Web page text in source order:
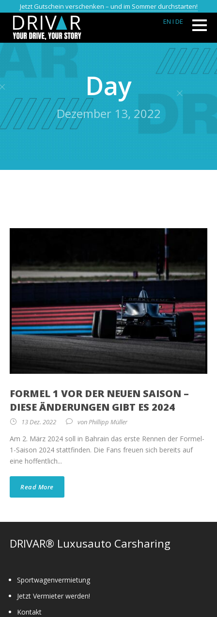
Jetzt Gutschein verschenken – und im Sommer durchstarten!
EN I DE
Day
Dezember 13, 2022
FORMEL 1 VOR DER NEUEN SAISON –
DIESE ÄNDERUNGEN GIBT ES 2024
13 Dez. 2022 vonPhillipp Müller
Am 2. März 2024 soll in Bahrain das erste Rennen der Formel-
1-Saison 2024 stattfinden. Die Fans freuen sich bereits auf
eine hoffentlich...
Read More
DRIVAR® Luxusauto Carsharing
Sportwagenvermietung
Jetzt Vermieter werden!
Kontakt